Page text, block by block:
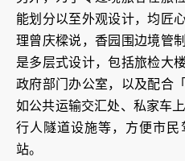
能划分以至外观设计，均匠
理曾庆樑说，香园围边境管
是多层式设计，包括旅检大
政府部门办公室，以及配合
如公共运输交汇处、私家车
行人隧道设施等，方便市民
站。